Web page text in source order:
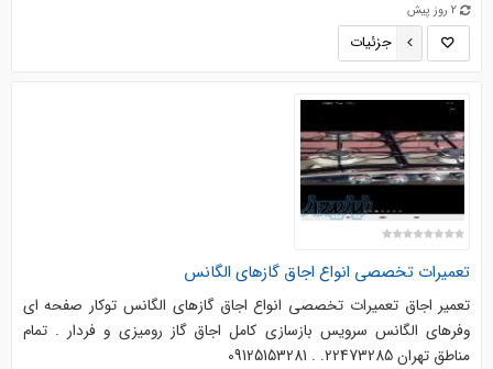
2 روز پیش
جزئیات
تعمیرات تخصصی انواع اجاق گازهای الگانس
تعمیر اجاق تعمیرات تخصصی انواع اجاق گازهای الگانس توکار صفحه ای
وفرهای الگانس سرویس بازسازی کامل اجاق گاز رومیزی و فردار . تمام
مناطق تهران 22473285. . 09125153281